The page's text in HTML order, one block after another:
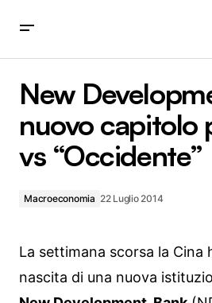
“Occidente”
New
nuovo capitolo
vs “Occidente”
Macroeconomia 22 Luglio 2014
La settimana scorsa la Cina
nascita di una nuova